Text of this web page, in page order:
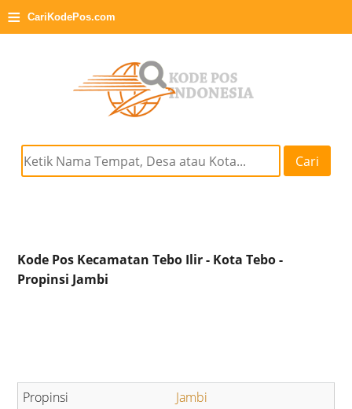
≡ CariKodePos.com
Cari
Kode Pos Kecamatan Tebo Ilir - Kota Tebo -
Propinsi Jambi
Jambi